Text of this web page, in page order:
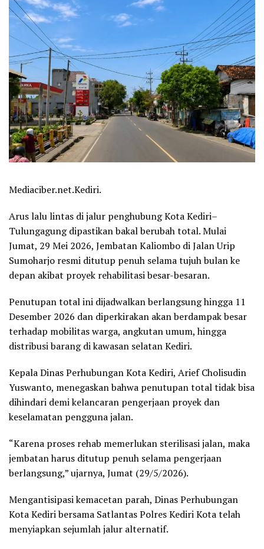
Mediaciber.net.Kediri.
Arus lalu lintas di jalur penghubung Kota Kediri–
Tulungagung dipastikan bakal berubah total. Mulai
Jumat, 29 Mei 2026, Jembatan Kaliombo di Jalan Urip
Sumoharjo resmi ditutup penuh selama tujuh bulan ke
depan akibat proyek rehabilitasi besar-besaran.
Penutupan total ini dijadwalkan berlangsung hingga 11
Desember 2026 dan diperkirakan akan berdampak besar
terhadap mobilitas warga, angkutan umum, hingga
distribusi barang di kawasan selatan Kediri.
Kepala Dinas Perhubungan Kota Kediri, Arief Cholisudin
Yuswanto, menegaskan bahwa penutupan total tidak bisa
dihindari demi kelancaran pengerjaan proyek dan
keselamatan pengguna jalan.
“Karena proses rehab memerlukan sterilisasi jalan, maka
jembatan harus ditutup penuh selama pengerjaan
berlangsung,” ujarnya, Jumat (29/5/2026).
Mengantisipasi kemacetan parah, Dinas Perhubungan
Kota Kediri bersama Satlantas Polres Kediri Kota telah
menyiapkan sejumlah jalur alternatif.